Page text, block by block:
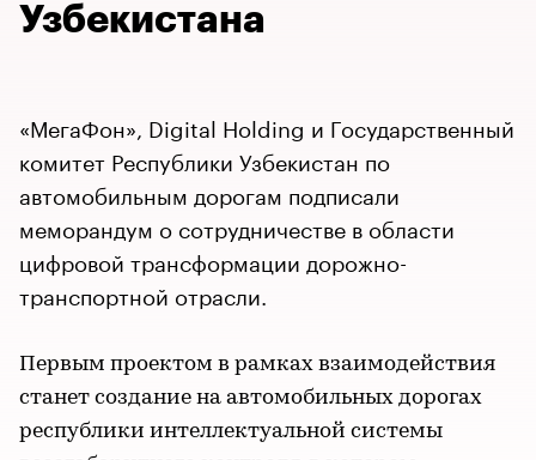
Узбекистана
«МегаФон», Digital Holding и Государственный
комитет Республики Узбекистан по
автомобильным дорогам подписали
меморандум о сотрудничестве в области
цифровой трансформации дорожно-
транспортной отрасли.
Первым проектом в рамках взаимодействия
станет создание на автомобильных дорогах
республики интеллектуальной системы